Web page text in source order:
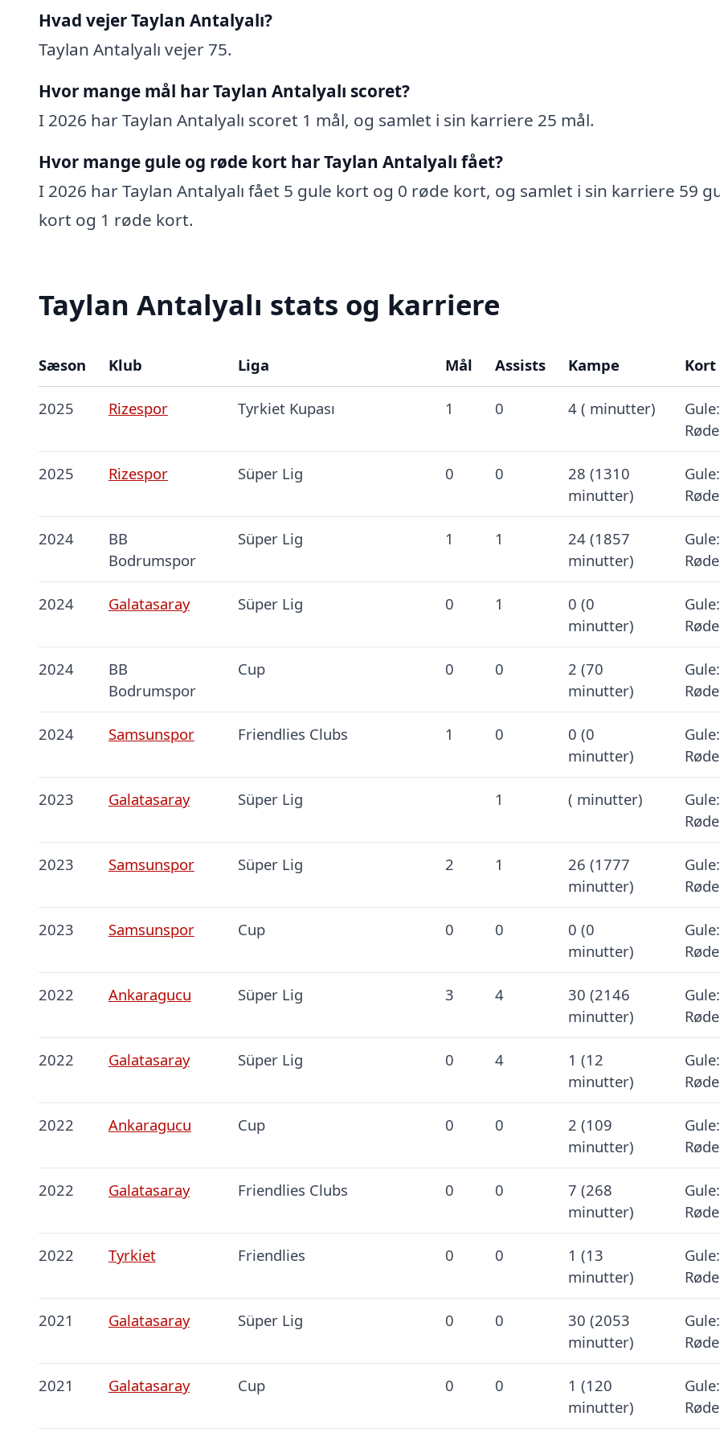
Hvad vejer Taylan Antalyalı?
Taylan Antalyalı vejer 75.
Hvor mange mål har Taylan Antalyalı scoret?
I 2026 har Taylan Antalyalı scoret 1 mål, og samlet i sin karriere 25 mål.
Hvor mange gule og røde kort har Taylan Antalyalı fået?
I 2026 har Taylan Antalyalı fået 5 gule kort og 0 røde kort, og samlet i sin karriere 59
kort og 1 røde kort.
Taylan Antalyalı stats og karriere
Sæson Klub Liga Mål Assists Kampe Kort
2025 Rizespor Tyrkiet Kupası 1 0 4 ( minutter)
2025 Rizespor Süper Lig 0 0
28 (1310
minutter)
2024
BB
Bodrumspor
Süper Lig 1 1
24 (1857
minutter)
2024 Galatasaray Süper Lig 0 1
0 (0
minutter)
2024
BB
Bodrumspor
Cup 0 0
2 (70
minutter)
2024 Samsunspor Friendlies Clubs 1 0
0 (0
minutter)
2023 Galatasaray Süper Lig 1 ( minutter)
2023 Samsunspor Süper Lig 2 1
26 (1777
minutter)
2023 Samsunspor Cup 0 0
0 (0
minutter)
2022 Ankaragucu Süper Lig 3 4
30 (2146
minutter)
2022 Galatasaray Süper Lig 0 4
1 (12
minutter)
2022 Ankaragucu Cup 0 0
2 (109
minutter)
2022 Galatasaray Friendlies Clubs 0 0
7 (268
minutter)
2022 Tyrkiet Friendlies 0 0
1 (13
minutter)
2021 Galatasaray Süper Lig 0 0
30 (2053
minutter)
2021 Galatasaray Cup 0 0
1 (120
minutter)